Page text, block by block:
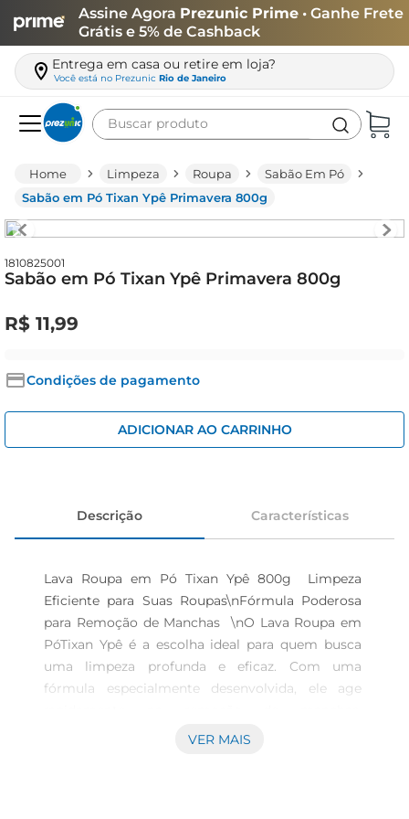
Assine Agora Prezunic Prime • Ganhe Frete
Grátis e 5% de Cashback
Entrega em casa ou retire em loja?
Você está no Prezunic Rio de Janeiro
Buscar produto
Limpeza Roupa
Sabão Em Pó
Sabão em Pó Tixan Ypê Primavera 800g
1810825001
Sabão em Pó Tixan Ypê Primavera 800g
R$ 11,99
Condições de pagamento
ADICIONAR AO CARRINHO
Descrição Características
Lava Roupa em Pó Tixan Ypê 800g  Limpeza
Eficiente para Suas Roupas\nFórmula Poderosa
para Remoção de Manchas  \nO Lava Roupa em
PóTixan Ypê é a escolha ideal para quem busca
uma limpeza profunda e eficaz. Com uma
fórmula especialmente desenvolvida, ele age
proporcionando roupas limpas e cheirosas. Ideal
VER MAIS
leite
queijo
arroz
azeite
iogurte